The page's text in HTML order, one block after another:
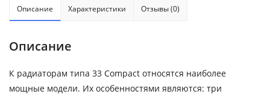
Описание Характеристики Отзывы (0)
Описание
К радиаторам типа 33 Compact относятся наиболее
мощные модели. Их особенностями являются: три